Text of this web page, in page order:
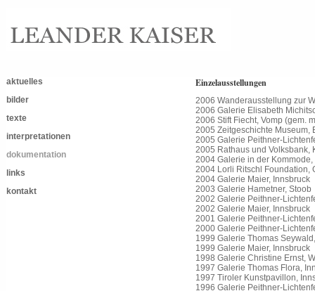
aktuelles
bilder
texte
interpretationen
dokumentation
links
kontakt
Einzelausstellungen
2006 Wanderausstellung zur
2006 Galerie Elisabeth
2006 Stift Fiecht, Vomp (gem.
2005 Zeitgeschichte Museum,
2005 Galerie Peithner-
2005 Rathaus und Volksbank,
2004 Galerie in der
2004 Lorli Ritschl Foundation,
2004 Galerie Maier, Innsbruck
2003 Galerie Hametner, Stoob
2002 Galerie Peithner-
2002 Galerie Maier, Innsbruck
2001 Galerie Peithner-
2000 Galerie Peithner-
1999 Galerie Thomas
1999 Galerie Maier, Innsbruck
1998 Galerie Christine Ernst,
1997 Galerie Thomas Flora,
1997 Tiroler Kunstpavillon,
1996 Galerie Peithner-